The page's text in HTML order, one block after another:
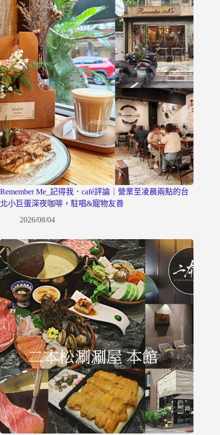
Remember Me_記得我．café評論｜營業至凌晨兩點的台
北小巨蛋深夜咖啡，駐唱&寵物友善
2026/08/04